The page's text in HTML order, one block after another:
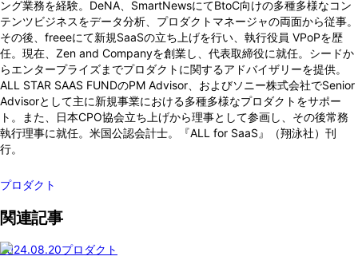
ング業務を経験。DeNA、SmartNewsにてBtoC向けの多種多様なコン
テンツビジネスをデータ分析、プロダクトマネージャの両面から従事。
その後、freeeにて新規SaaSの立ち上げを行い、執行役員 VPoPを歴
任。現在、Zen and Companyを創業し、代表取締役に就任。シードか
らエンタープライズまでプロダクトに関するアドバイザリーを提供。
ALL STAR SAAS FUNDのPM Advisor、およびソニー株式会社でSenior
Advisorとして主に新規事業における多種多様なプロダクトをサポー
ト。また、日本CPO協会立ち上げから理事として参画し、その後常務
執行理事に就任。米国公認会計士。『ALL for SaaS』（翔泳社）刊
行。
プロダクト
関連記事
2024.08.20プロダクト